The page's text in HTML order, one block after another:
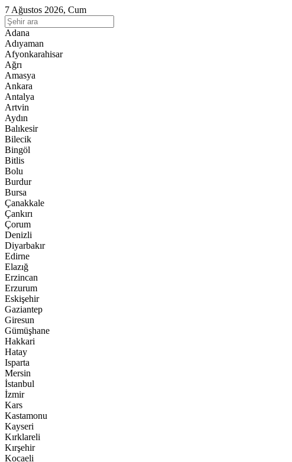
7 Ağustos 2026, Cum
Adana
Adıyaman
Afyonkarahisar
Ağrı
Amasya
Ankara
Antalya
Artvin
Aydın
Balıkesir
Bilecik
Bingöl
Bitlis
Bolu
Burdur
Bursa
Çanakkale
Çankırı
Çorum
Denizli
Diyarbakır
Edirne
Elazığ
Erzincan
Erzurum
Eskişehir
Gaziantep
Giresun
Gümüşhane
Hakkari
Hatay
Isparta
Mersin
İstanbul
İzmir
Kars
Kastamonu
Kayseri
Kırklareli
Kırşehir
Kocaeli